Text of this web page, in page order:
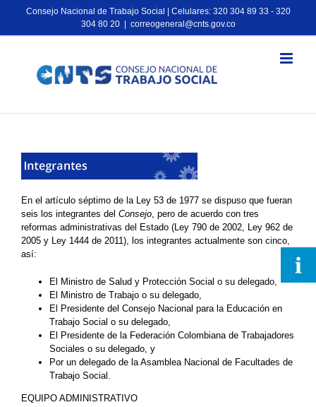
Consejo Nacional de Trabajo Social | Celulares: 320 304 89 33 - 320
304 80 20
correogeneral@cnts.gov.co
En el artículo séptimo de la Ley 53 de 1977 se dispuso que fueran
seis los integrantes del Consejo, pero de acuerdo con tres
reformas administrativas del Estado (Ley 790 de 2002, Ley 962 de
2005 y Ley 1444 de 2011), los integrantes actualmente son cinco,
así:
El Ministro de Salud y Protección Social o su delegado,
El Ministro de Trabajo o su delegado,
El Presidente del Consejo Nacional para la Educación en
Trabajo Social o su delegado,
El Presidente de la Federación Colombiana de Trabajadores
Sociales o su delegado, y
Por un delegado de la Asamblea Nacional de Facultades de
Trabajo Social.
EQUIPO ADMINISTRATIVO